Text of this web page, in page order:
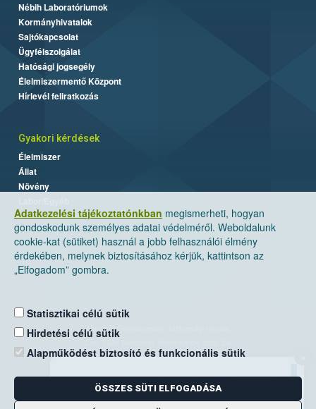
Adatkezelési tájékoztatónkban megismerheti, hogyan
gondoskodunk személyes adatai védelméről. Weboldalunk
cookie-kat (sütiket) használ a jobb felhasználói élmény
érdekében, melynek biztosításához kérjük, kattintson az
„Elfogadom” gombra.
Statisztikai célú sütik
Hirdetési célú sütik
Alapműködést biztosító és funkcionális sütik
ÖSSZES SÜTI ELFOGADÁSA
Nébih Laboratóriumok
Kormányhivatalok
Sajtókapcsolat
Ügyfélszolgálat
Hatósági jogsegély
Élelmiszermentő Központ
Hírlevél feliratkozás
Gyakori kérdések
Élelmiszer
Állat
Növény
Nemzeti Élelmiszerlánc-biztonsági Hivatal
Levelezési cím: 1525 Budapest. Pf. 30.
E-mail:ugyfelszolgalat@nebih.gov.hu